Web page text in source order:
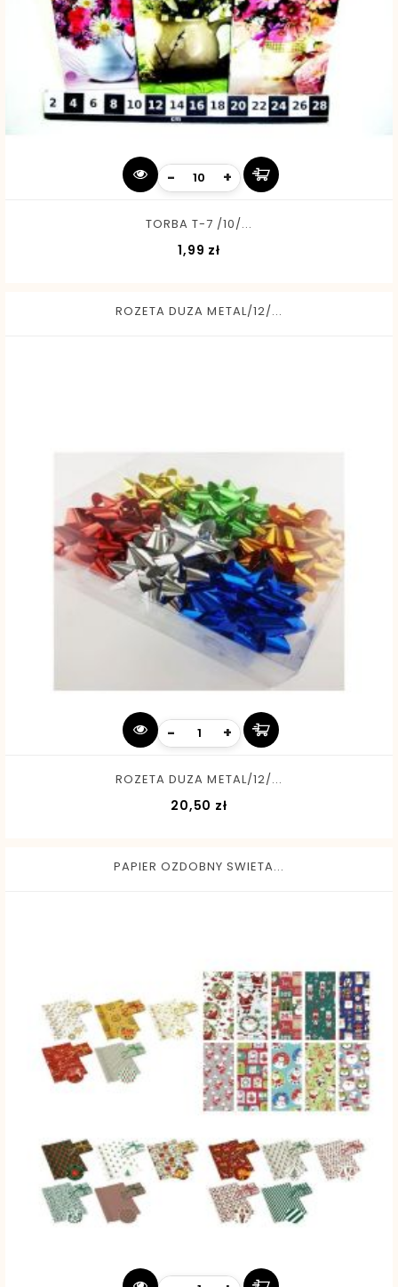
- +
TORBA T-7 /10/...
1,99 zł
ROZETA DUZA METAL/12/...
- +
ROZETA DUZA METAL/12/...
20,50 zł
PAPIER OZDOBNY SWIETA...